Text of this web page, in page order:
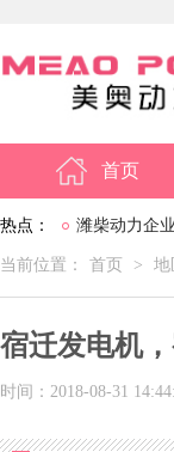
首页
热点： 潍柴动力企
当前位置： 首页 > 地
宿迁发电机
时间：2018-08-31